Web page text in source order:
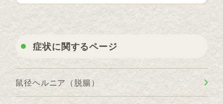
症状に関するページ
鼠径ヘルニア（脱腸）